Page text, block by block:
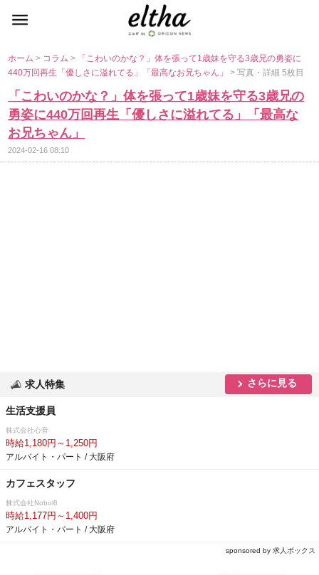
ホーム> コラム>
「こわいのかな？」体を張って1歳妹を守る3歳兄の勇姿に
440万回再生「優しさに溢れてる」「最高なお兄ちゃん」> 写真・詳細 5枚目
「こわいのかな？」体を張って1歳妹を守る3歳兄の
勇姿に440万回再生「優しさに溢れてる」「最高な
お兄ちゃん」
2024-02-16 08:10
求人特集 さらに見る
生活支援員
株式会社心音
時給1,180円～1,250円
アルバイト・パート / 大阪府
カフェスタッフ
株式会社Nobul8
時給1,177円～1,400円
アルバイト・パート / 大阪府
sponsored by 求人ボックス